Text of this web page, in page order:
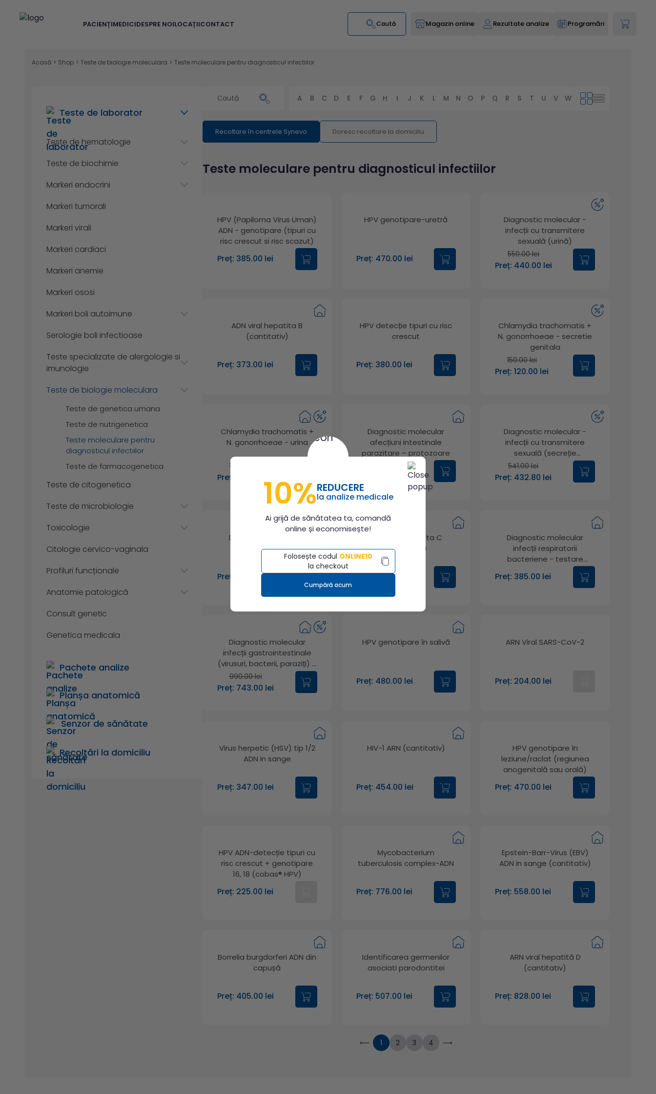
PACIENȚIMEDICIDESPRE NOILOCAȚIICONTACT Caută Magazin online Rezultate analize Programări
Acasă > Shop > Teste de biologie moleculara > Teste moleculare pentru diagnosticul infectiilor
Teste de laborator
Teste de hematologie
Teste de biochimie
Markeri endocrini
Markeri tumorali
Markeri virali
Markeri cardiaci
Markeri anemie
Markeri ososi
Markeri boli autoimune
Serologie boli infectioase
Teste specializate de alergologie si
imunologie
Teste de biologie moleculara
Teste de genetica umana
Teste de nutrigenetica
Teste moleculare pentru
diagnosticul infectiilor
Teste de farmacogenetica
Teste de citogenetica
Teste de microbiologie
Toxicologie
Citologie cervico-vaginala
Profiluri funcționale
Anatomie patologică
Consult genetic
Genetica medicala
Pachete analize
Planșa anatomică
Senzor de sănătate
Recoltări la domiciliu
A B C D E F G H I J K L M N O P Q R S T U V W X Y Z
Recoltare în centrele Synevo Doresc recoltare la domiciliu
Teste moleculare pentru diagnosticul infectiilor
HPV (Papiloma Virus Uman)
ADN - genotipare (tipuri cu
risc crescut si risc scazut)
Preț: 385.00 lei
HPV genotipare-uretră
Preț: 470.00 lei
Diagnostic molecular -
infecții cu transmitere
sexuală (urină)
550.00 lei
Preț: 440.00 lei
ADN viral hepatita B
(cantitativ)
Preț: 373.00 lei
HPV detecție tipuri cu risc
crescut
Preț: 380.00 lei
Chlamydia trachomatis +
N. gonorrhoeae - secretie
genitala
150.00 lei
Preț: 120.00 lei
Chlamydia trachomatis +
N. gonorrhoeae - urina
130.00 lei
Preț: 104.00 lei
Diagnostic molecular
afecțiuni intestinale
parazitare – protozoare
Preț: 320.00 lei
Diagnostic molecular -
infecții cu transmitere
sexuală (secreție
vaginală/cervicală)
541.00 lei
Preț: 432.80 lei
Diagnostic molecular
afecțiuni intestinale
parazitare - helminți
Preț: 330.00 lei
ARN viral hepatita C
(cantitativ)
Preț: 421.00 lei
Diagnostic molecular
infecții respiratorii
bacteriene - testare
Preț: 385.00 lei
Diagnostic molecular
infecții gastrointestinale
(virusuri, bacterii, paraziți) –
testare sindromică
990.00 lei
Preț: 743.00 lei
HPV genotipare în salivă
Preț: 480.00 lei
ARN Viral SARS-CoV-2
Preț: 204.00 lei
Virus herpetic (HSV) tip 1/2
ADN in sange
Preț: 347.00 lei
HIV-1 ARN (cantitativ)
Preț: 454.00 lei
HPV genotipare în
leziune/raclat (regiunea
anogenitală sau orală)
Preț: 470.00 lei
HPV ADN-detecție tipuri cu
risc crescut + genotipare
16, 18 (cobas​®​ HPV)
Preț: 225.00 lei
Mycobacterium
tuberculosis complex-ADN
Preț: 776.00 lei
Epstein-Barr-Virus (EBV)
ADN in sange (cantitativ)
Preț: 558.00 lei
Borrelia burgdorferi ADN din
capușă
Preț: 405.00 lei
Identificarea germenilor
asociati parodontitei
Preț: 507.00 lei
ARN viral hepatită D
(cantitativ)
Preț: 828.00 lei
⟵ 1 2 3 4 ⟶
10%REDUCERE
la analize medicale
Ai grijă de sănătatea ta, comandă
online și economisește!
Folosește codul ONLINE10
la checkout
Cumpără acum